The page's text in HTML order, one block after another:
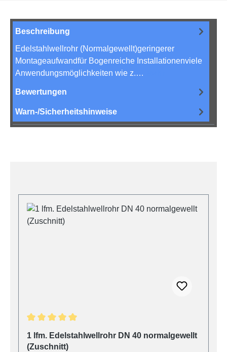
Beschreibung
Edelstahlwellrohr (Normalgewellt)geringerer
Montageaufwandfür Bogenreiche Installationenviele
Anwendungsmöglichkeiten wie z.…
Bewertungen
Warn-/Sicherheitshinweise
1 lfm. Edelstahlwellrohr DN 40 normalgewellt
(Zuschnitt)